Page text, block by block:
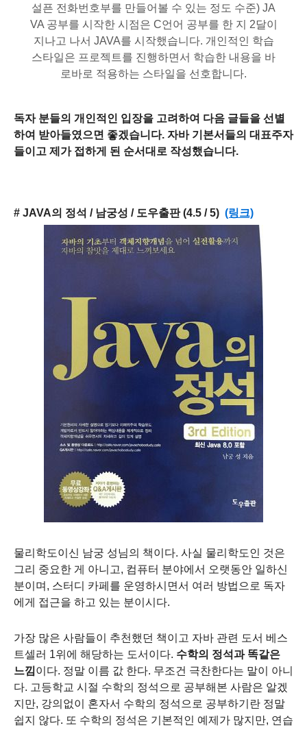
설픈 전화번호부를 만들어볼 수 있는 정도 수준) JA
VA 공부를 시작한 시점은 C언어 공부를 한 지 2달이
지나고 나서 JAVA를 시작했습니다. 개인적인 학습
스타일은 프로젝트를 진행하면서 학습한 내용을 바
로바로 적용하는 스타일을 선호합니다.
독자 분들의 개인적인 입장을 고려하여 다음 글들을 선별
하여 받아들였으면 좋겠습니다. 자바 기본서들의 대표주자
들이고 제가 접하게 된 순서대로 작성했습니다.
# JAVA의 정석 / 남궁성 / 도우출판 (4.5 / 5) (링크)
물리학도이신 남궁 성님의 책이다. 사실 물리학도인 것은
그리 중요한 게 아니고, 컴퓨터 분야에서 오랫동안 일하신
분이며, 스터디 카페를 운영하시면서 여러 방법으로 독자
에게 접근을 하고 있는 분이시다.
가장 많은 사람들이 추천했던 책이고 자바 관련 도서 베스
트셀러 1위에 해당하는 도서이다. 수학의 정석과 똑같은
느낌이다. 정말 이름 값 한다. 무조건 극찬한다는 말이 아니
다. 고등학교 시절 수학의 정석으로 공부해본 사람은 알겠
지만, 강의없이 혼자서 수학의 정석으로 공부하기란 정말
쉽지 않다. 또 수학의 정석은 기본적인 예제가 많지만, 연습